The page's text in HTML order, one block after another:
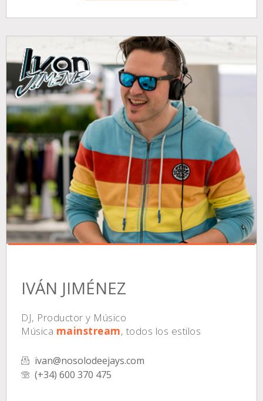
IVÁN JIMÉNEZ
DJ, Productor y Músico
Música mainstream, todos los estilos
ivan@nosolodeejays.com
(+34) 600 370 475